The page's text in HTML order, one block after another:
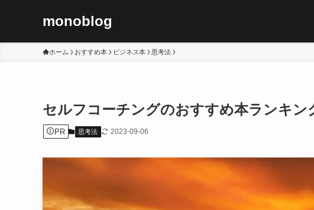
monoblog
ホーム おすすめ本 ビジネス本 思考法
セルフコーチングのおすすめ本ランキン
PR 思考法 2023-09-06